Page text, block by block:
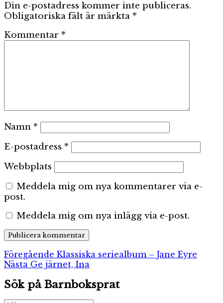
Din e-postadress kommer inte publiceras.
Obligatoriska fält är märkta *
Kommentar *
Namn *
E-postadress *
Webbplats
Meddela mig om nya kommentarer via e-
post.
Meddela mig om nya inlägg via e-post.
Inläggsnavigering
Föregående Föregående
inlägg:
Klassiska seriealbum – Jane Eyre
Nästa Nästa
Ge järnet, Ina
Sök på Barnboksprat